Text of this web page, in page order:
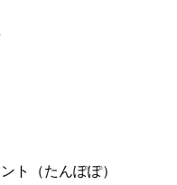
ト（たんぽぽ）